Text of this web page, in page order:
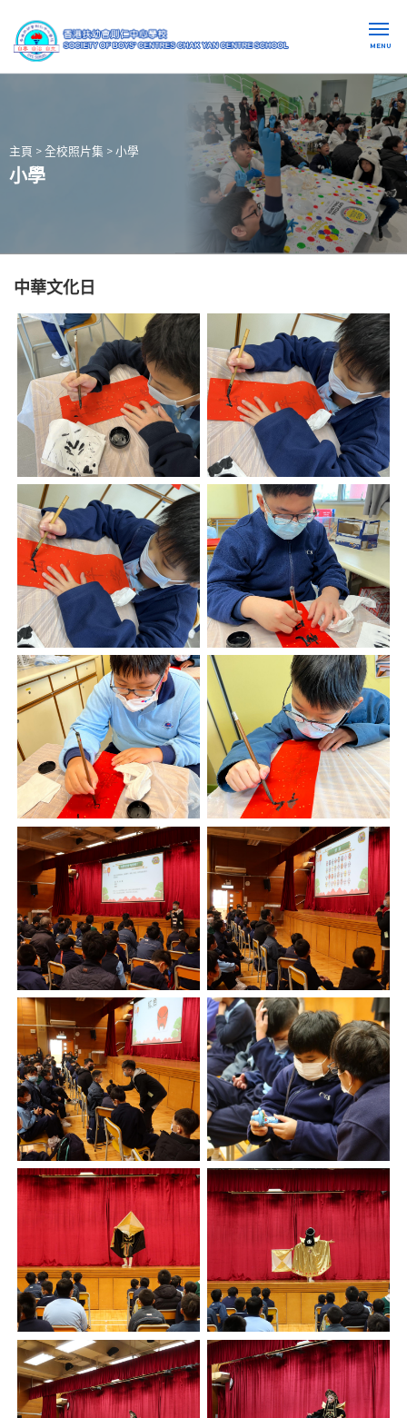
MENU
主頁 > 全校照片集 > 小學
小學
中華文化日